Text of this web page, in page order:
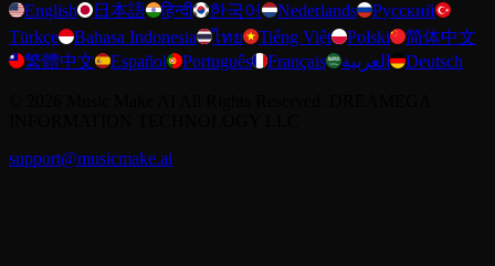
English 日本語 हिन्दी 한국어 Nederlands
Русский
Türkçe
Bahasa Indonesia ไทย Tiếng Việt Polski
简体中文
繁體中文
Español Português Français العربية Deutsch
support@musicmake.ai